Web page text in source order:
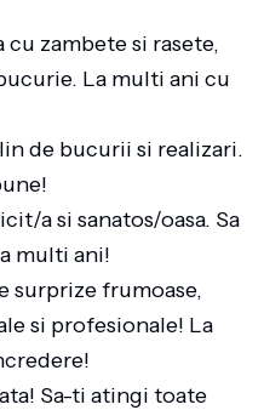
zambete si rasete,
La multi ani cu
de bucurii si realizari.
a si sanatos/oasa. Sa
multi ani!
surprize frumoase,
si profesionale! La
Sa-ti atingi toate